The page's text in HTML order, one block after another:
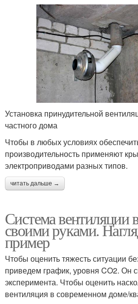
Установка принудительной
частного дома
Чтобы в любых условиях
производительность применяют
электроприводами разных типов.
читать дальше →
Система вентиляции
своими руками.
пример
Чтобы оценить тяжесть ситуации
приведем график, уровня CO2. Он
эксперимента. Чтобы оценить
вентиляция в современном доме/